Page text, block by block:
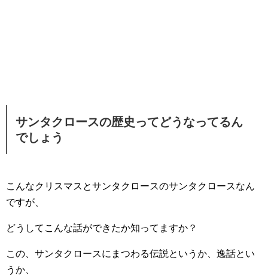
サンタクロースの歴史ってどうなってるん
でしょう
こんなクリスマスとサンタクロースのサンタクロースなん
ですが、
どうしてこんな話ができたか知ってますか？
この、サンタクロースにまつわる伝説というか、逸話とい
うか、